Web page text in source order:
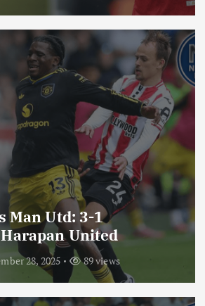
Man Utd: 3-1
United
28, 2025 89 views